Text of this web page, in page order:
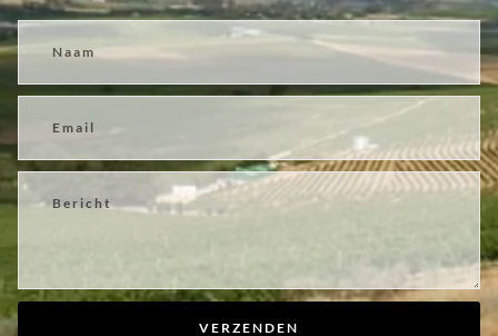
VERZENDEN